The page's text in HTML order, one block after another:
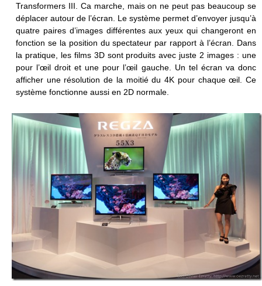
Transformers III. Ca marche, mais on ne peut pas beaucoup se
déplacer autour de l’écran. Le système permet d’envoyer jusqu’à
quatre paires d’images différentes aux yeux qui changeront en
fonction se la position du spectateur par rapport à l’écran. Dans
la pratique, les films 3D sont produits avec juste 2 images : une
pour l’œil droit et une pour l’œil gauche. Un tel écran va donc
afficher une résolution de la moitié du 4K pour chaque œil. Ce
système fonctionne aussi en 2D normale.